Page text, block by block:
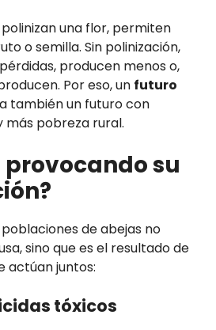
una flor, permiten
o semilla. Sin polinización,
producen menos o,
Por eso, un futuro
también un futuro con
más pobreza rural.
provocando su
de abejas no
sino que es el resultado de
actúan juntos:
tóxicos